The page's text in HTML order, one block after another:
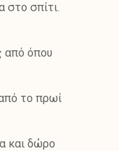
στο σπίτι.
από όπου
το πρωί
και δώρο